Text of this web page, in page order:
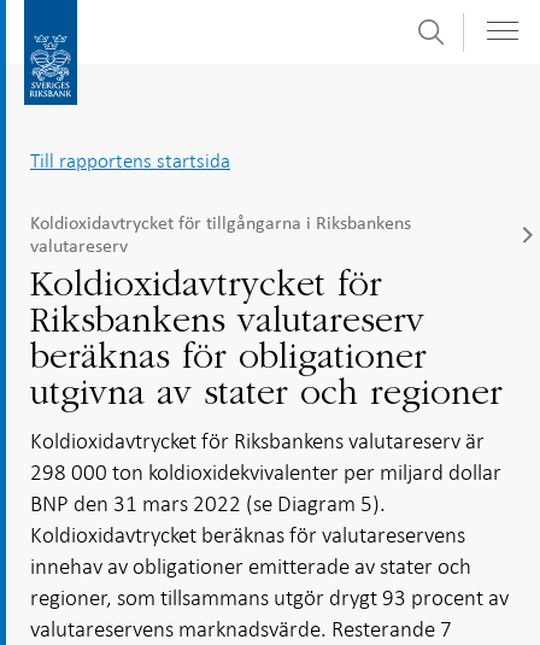
direkt
undersidor
Sök
Till rapportens startsida
Koldioxidavtrycket för tillgångarna i Riksbankens
valutareserv
Koldioxidavtrycket för
Riksbankens valutareserv
beräknas för obligationer
utgivna av stater och regioner
Koldioxidavtrycket för Riksbankens valutareserv är
298 000 ton koldioxidekvivalenter per miljard dollar
BNP den 31 mars 2022 (se Diagram 5).
Koldioxidavtrycket beräknas för valutareservens
innehav av obligationer emitterade av stater och
regioner, som tillsammans utgör drygt 93 procent av
valutareservens marknadsvärde. Resterande 7